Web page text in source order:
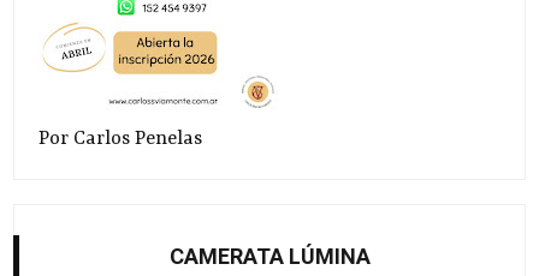
Por Carlos Penelas
CAMERATA LÚMINA